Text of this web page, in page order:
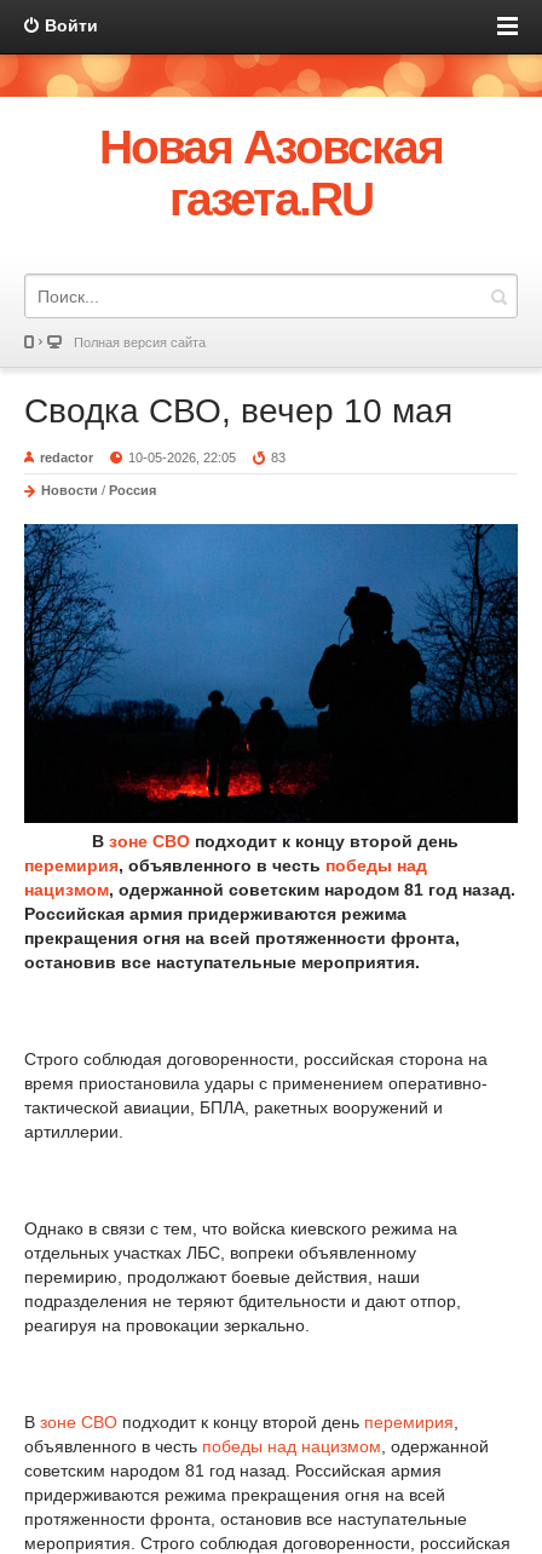
Войти
Новая Азовская
газета.RU
Полная версия сайта
Сводка СВО, вечер 10 мая
redactor 10-05-2026, 22:05 83
Новости / Россия
В зоне СВО подходит к концу второй день
перемирия, объявленного в честь победы над
нацизмом, одержанной советским народом 81 год назад.
Российская армия придерживаются режима
прекращения огня на всей протяженности фронта,
остановив все наступательные мероприятия.
Строго соблюдая договоренности, российская сторона на
время приостановила удары с применением оперативно-
тактической авиации, БПЛА, ракетных вооружений и
артиллерии.
Однако в связи с тем, что войска киевского режима на
отдельных участках ЛБС, вопреки объявленному
перемирию, продолжают боевые действия, наши
подразделения не теряют бдительности и дают отпор,
реагируя на провокации зеркально.
В зоне СВО подходит к концу второй день перемирия
объявленного в честь победы над нацизмом , одержанной
советским народом 81 год назад. Российская армия
придерживаются режима прекращения огня на всей
протяженности фронта, остановив все наступательные
мероприятия. Строго соблюдая договоренности, российская